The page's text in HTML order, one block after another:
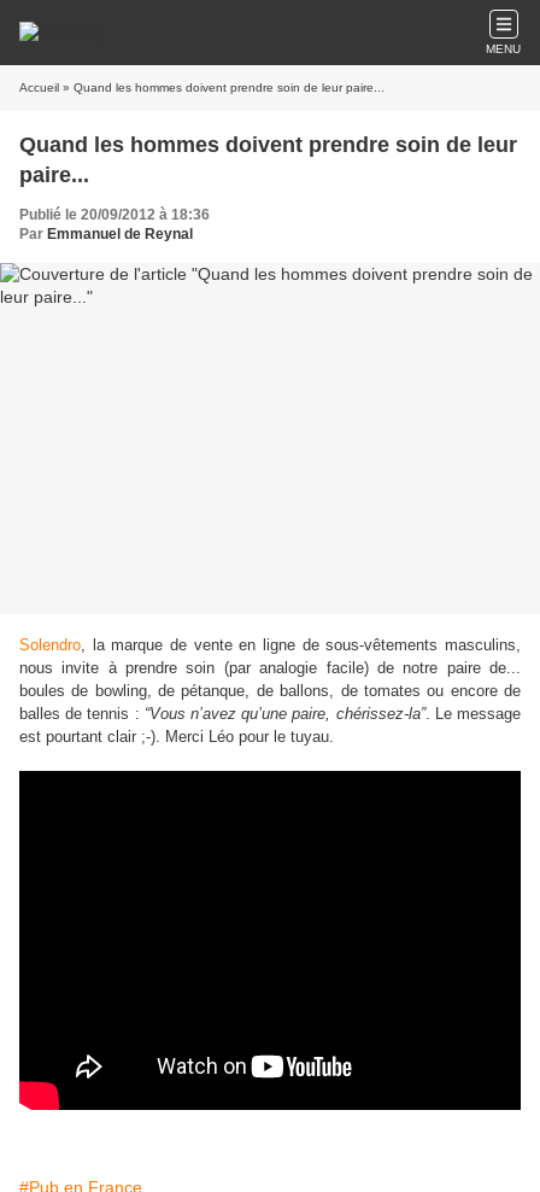
MENU
Accueil » Quand les hommes doivent prendre soin de leur paire...
Quand les hommes doivent prendre soin de leur
paire...
Publié le 20/09/2012 à 18:36
Par Emmanuel de Reynal
Solendro, la marque de vente en ligne de sous-vêtements masculins,
nous invite à prendre soin (par analogie facile) de notre paire de...
boules de bowling, de pétanque, de ballons, de tomates ou encore de
balles de tennis : “Vous n’avez qu’une paire, chérissez-la”. Le message
est pourtant clair ;-). Merci Léo pour le tuyau.
#Pub en France